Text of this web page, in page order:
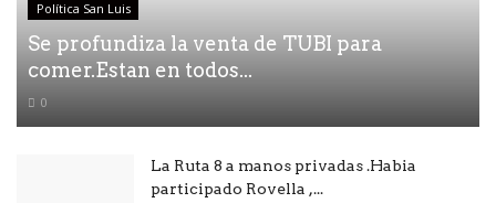
Política San Luis
Se profundiza la venta de TUBI para
comer.Estan en todos...
0
La Ruta 8 a manos privadas .Habia
participado Rovella ,...